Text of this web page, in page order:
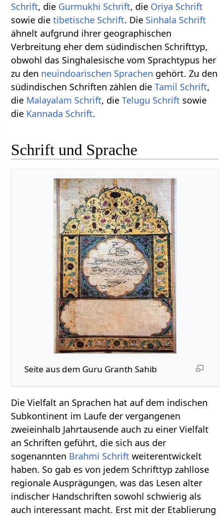
Schrift, die Gurmukhi Schrift, die Oriya Schrift
sowie dietibetische Schrift. Die Sinhala Schrift
ähnelt aufgrund ihrer geographischen
Verbreitung eher dem südindischen Schrifttyp,
obwohl das Singhalesische vom Sprachtypus her
zu den neuindoarischen Sprachen gehört. Zu den
südindischen Schriften zählen dieTamil Schrift,
die Malayalam Schrift, dieTelugu Schrift sowie
die Kannada Schrift.
Schrift und Sprache
Seite aus dem Guru Granth Sahib
Die Vielfalt an Sprachen hat auf dem indischen
Subkontinent im Laufe der vergangenen
zweieinhalb Jahrtausende auch zu einer Vielfalt
an Schriften geführt, die sich aus der
sogenannten Brahmi Schrift weiterentwickelt
haben. So gab es von jedem Schrifttyp zahllose
regionale Ausprägungen, was das Lesen alter
indischer Handschriften sowohl schwierig als
auch interessant macht. Erst mit der Etablierung